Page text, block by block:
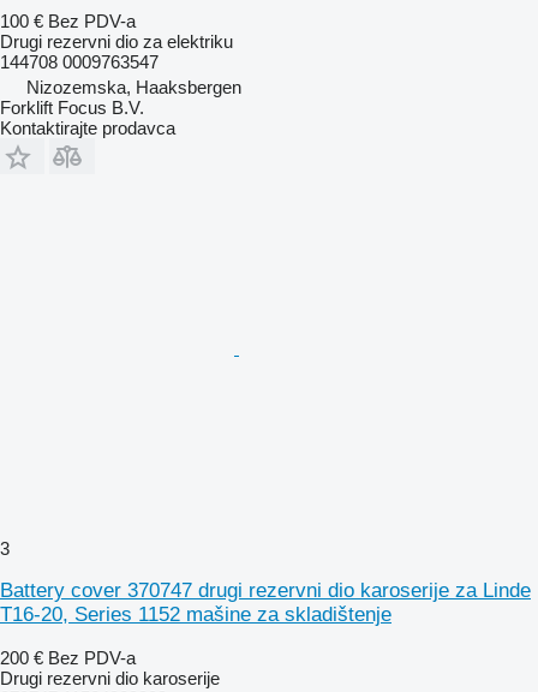
100 € Bez PDV-a
Drugi rezervni dio za elektriku
144708 0009763547
Nizozemska, Haaksbergen
Forklift Focus B.V.
Kontaktirajte prodavca
3
Battery cover 370747 drugi rezervni dio karoserije za Linde
T16-20, Series 1152 mašine za skladištenje
200 € Bez PDV-a
Drugi rezervni dio karoserije